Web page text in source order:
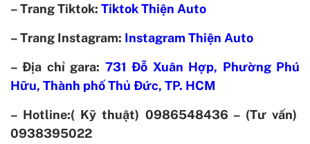
– Trang Tiktok: Tiktok Thiện Auto
– Trang Instagram: Instagram Thiện Auto
– Địa chỉ gara: 731 Đỗ Xuân Hợp, Phường Phú
Hữu, Thành phố Thủ Đức, TP. HCM
– Hotline:( Kỹ thuật) 0986548436 – (Tư vấn)
0938395022